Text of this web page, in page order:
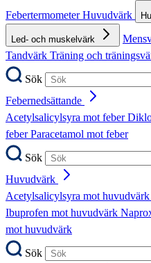
FebertermometerHuvudvärk
Led- och muskelvärk
Tandvärk Träning och
Sök
Febernedsättande
Acetylsalicylsyra mot feber
feberParacetamol mot feber
Sök
Huvudvärk
Acetylsalicylsyra mot huvudvärk
Ibuprofen mot huvudvärk
mot huvudvärk
Sök